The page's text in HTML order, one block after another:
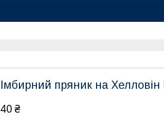
Імбирний пряник на
40 ₴